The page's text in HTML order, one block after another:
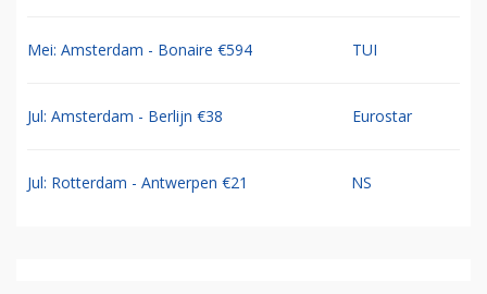
Mei: Amsterdam - Bonaire €594 TUI
Jul: Amsterdam - Berlijn €38 Eurostar
Jul: Rotterdam - Antwerpen €21 NS